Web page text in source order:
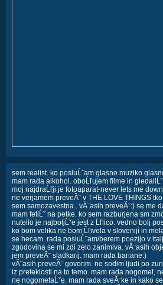
sem realist. ko posluĹˇam glasno muziko
mam rada alkohol. oboĹľujem filme in
moj najdraĹľji je fotoaparat-never lets me
ne verjamem preveĂ¨ v THE LOVE THINGS
sem samozavestna.. vĂ¨asih preveĂ¨:) se me
mam fetiĹˇ na petke. ko sem razburjena sm
nutello je najboljĹˇe jest z Ĺľlico. vedno bolj
ko bom velika ne bom Ĺľivela v sloveniji in
se hecam. rada posluĹˇam/berem poezijo v
zgodovina se mi zdi zelo zanimiva. vĂ¨asih
jem preveĂ¨ sladkarij. mam rada banane:)
vĂ¨asih preveĂ¨ govorim. ne sodim ljudi po
iz preteklosti na to temo. mam rada nogomet,
ne nogometaĹˇe. mam rada sveĂ¨ke in kako